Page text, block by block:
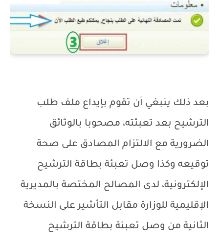
بعد ذلك ينبغي أن تقوم بإيداع ملف طلب
الترشيح بعد تعبئته، مصحوبا بالوثائق
الضرورية مع الالتزام المصادق على صحة
توقيعه وكذا وصل تعبئة بطاقة الترشيح
الإلكترونية، لدى المصالح المختصة بالمديرية
الإقليمية للوزارة مقابل التأشير على النسخة
الثانية من وصل تعبئة بطاقة الترشيح